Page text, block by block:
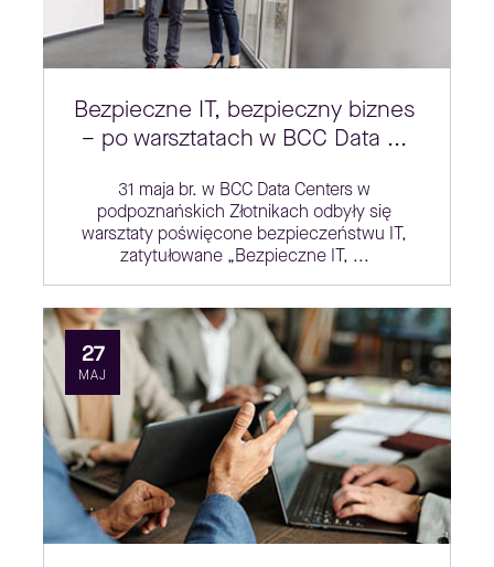
Bezpieczne IT, bezpieczny biznes
– po warsztatach w BCC Data ...
31 maja br. w BCC Data Centers w
podpoznańskich Złotnikach odbyły się
warsztaty poświęcone bezpieczeństwu IT,
zatytułowane „Bezpieczne IT, ...
27
MAJ